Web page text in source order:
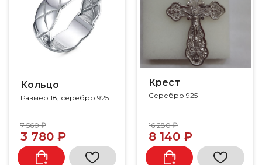
Кольцо
Размер 18, серебро 925
7 560 ₽
3 780 ₽
Крест
Серебро 925
16 280 ₽
8 140 ₽